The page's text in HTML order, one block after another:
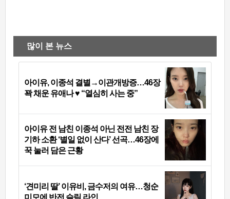
많이 본 뉴스
아이유, 이종석 결별→이관개방증…46장
꽉 채운 유애나 ♥ “열심히 사는 중”
아이유 전 남친 이종석 아닌 전전 남친 장
기하 소환 ‘별일 없이 산다’ 선곡…46장에
꾹 눌러 담은 근황
‘견미리 딸’ 이유비, 금수저의 여유…청순
미모에 반전 슬림 라인